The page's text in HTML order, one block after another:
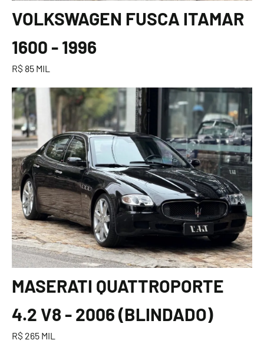
VOLKSWAGEN FUSCA ITAMAR
1600 - 1996
R$ 85 MIL
MASERATI QUATTROPORTE
4.2 V8 - 2006 (BLINDADO)
R$ 265 MIL